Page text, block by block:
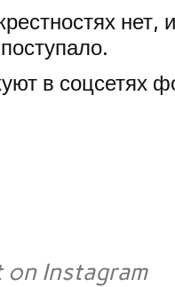
нет,
в соцсетях
Instagram